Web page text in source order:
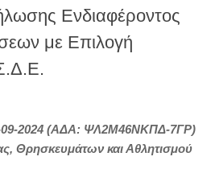
Ενδιαφέροντος
με Επιλογή
09-2024 (ΑΔΑ: ΨΛ2Μ46ΝΚΠΔ-7ΓΡ)
Θρησκευμάτων και Αθλητισμού